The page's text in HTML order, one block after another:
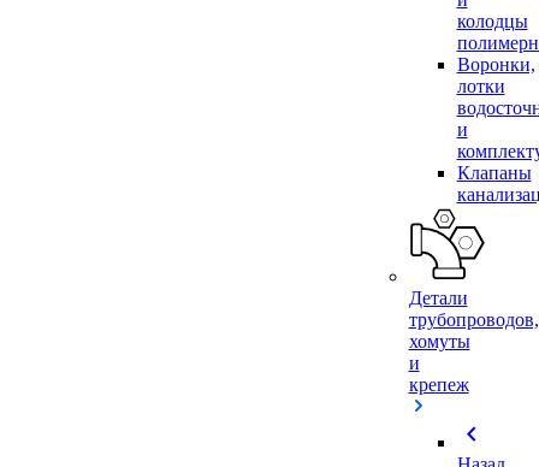
колодцы
Воронки,
лотки
и
Клапаны
Детали
трубопроводов,
хомуты
и
крепеж
chevron_left